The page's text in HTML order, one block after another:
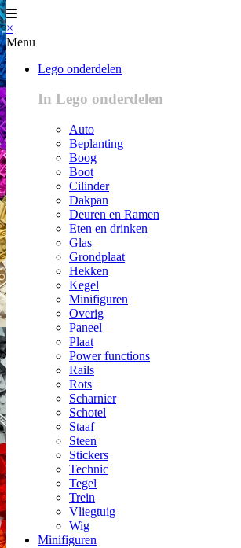
×
Menu
Lego onderdelen
In Lego onderdelen
Auto
Beplanting
Boog
Boot
Cilinder
Dakpan
Deuren en Ramen
Eten en drinken
Glas
Grondplaat
Hekken
Kegel
Minifiguren
Overig
Paneel
Plaat
Power functions
Rails
Rots
Scharnier
Schotel
Staaf
Steen
Stickers
Technic
Tegel
Trein
Vliegtuig
Wig
Minifiguren